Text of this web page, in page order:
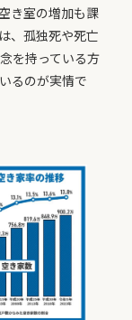
き室の増加も課
、孤独死や死亡
を持っている方
るのが実情で